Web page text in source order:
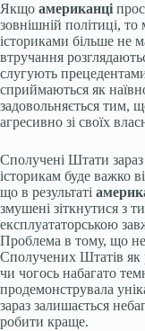
Якщо американці
зовнішній політиці,
істориками більше не
втручання
слугують
сприймаються як наївно
задовольняється тим,
агресивно зі своїх
Сполучені Штати
історикам буде важко
що в результаті
змушені зіткнутися з
експлуататорською
Проблема в тому, що
Сполучених Штатів як
чи чогось набагато
продемонструвала
зараз залишається
робити краще.